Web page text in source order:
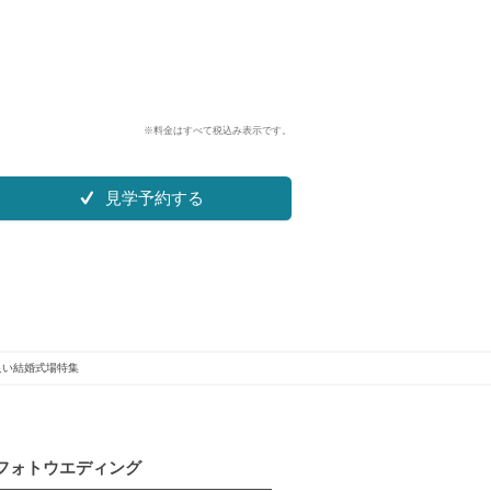
※料金はすべて税込み表示です。
見学予約する
結婚式場特集
ォトウエディング